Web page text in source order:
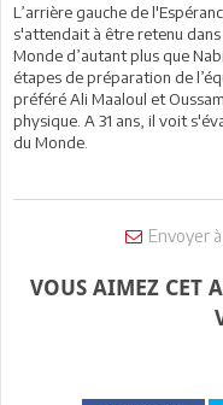
L’arrière gauche de
s'attendait à être retenu
Monde d’autant plus que
étapes de préparation de
préféré Ali Maaloul et
physique. A 31 ans, il voit
du Monde.
Envoyer
VOUS AIMEZ CET